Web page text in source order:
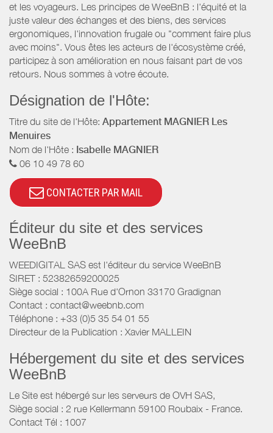
et les voyageurs. Les principes de WeeBnB : l'équité et la
juste valeur des échanges et des biens, des services
ergonomiques, l'innovation frugale ou "comment faire plus
avec moins". Vous êtes les acteurs de l'écosystème créé,
participez à son amélioration en nous faisant part de vos
retours. Nous sommes à votre écoute.
Désignation de l'Hôte:
Titre du site de l'Hôte: Appartement MAGNIER Les
Menuires
Nom de l'Hôte : Isabelle MAGNIER
06 10 49 78 60
CONTACTER PAR MAIL
Éditeur du site et des services
WeeBnB
WEEDIGITAL SAS est l'éditeur du service WeeBnB
SIRET : 52382659200025
Siège social : 100A Rue d'Ornon 33170 Gradignan
Contact : contact@weebnb.com
Téléphone : +33 (0)5 35 54 01 55
Directeur de la Publication : Xavier MALLEIN
Hébergement du site et des services
WeeBnB
Le Site est hébergé sur les serveurs de OVH SAS,
Siège social : 2 rue Kellermann 59100 Roubaix - France.
Contact Tél : 1007